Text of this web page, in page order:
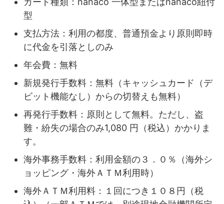
型
支払方法：利用の都度、普通預金より原則即時
に代金を引落としのみ
年会費：無料
新規発行手数料：無料（キャッシュカード（デ
ビット機能なし）からの切替えも無料）
再発行手数料：原則として無料。ただし、盗
難・紛失の場合のみ1,080 円（税込）かかりま
す。
海外事務手数料：利用金額の３．０％（海外シ
ョッピング・海外ＡＴＭ利用時）
海外ＡＴＭ利用料：１回につき１０８円（税